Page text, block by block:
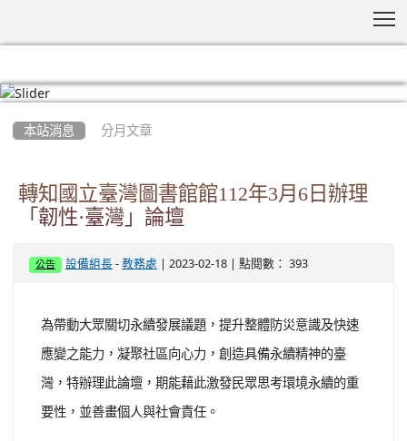
本站消息 分月文章
轉知國立臺灣圖書館館112年3月6日辦理
「韌性·臺灣」論壇
公告 設備組長 -教務處 | 2023-02-18 | 點閱數： 393
為帶動大眾關切永續發展議題，提升整體防災意識及快速
應變之能力，凝聚社區向心力，創造具備永續精神的臺
灣，特辦理此論壇，期能藉此激發民眾思考環境永續的重
要性，並善畫個人與社會責任。